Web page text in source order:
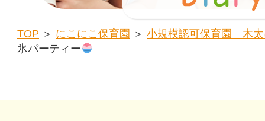
TOP ＞ にこにこ保育園 ＞ 小規模認可保育園 木太
氷パーティー